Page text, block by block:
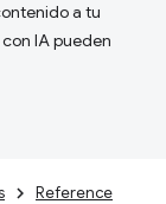
a tu
IA pueden
Reference